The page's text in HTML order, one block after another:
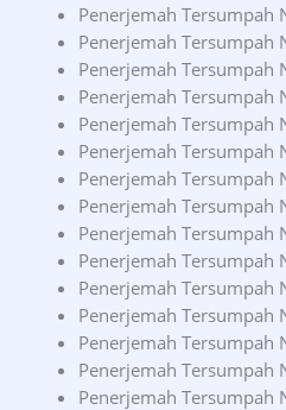
Penerjemah Tersumpah
Penerjemah Tersumpah
Penerjemah Tersumpah
Penerjemah Tersumpah
Penerjemah Tersumpah
Penerjemah Tersumpah
Penerjemah Tersumpah
Penerjemah Tersumpah
Penerjemah Tersumpah
Penerjemah Tersumpah
Penerjemah Tersumpah
Penerjemah Tersumpah
Penerjemah Tersumpah
Penerjemah Tersumpah
Penerjemah Tersumpah